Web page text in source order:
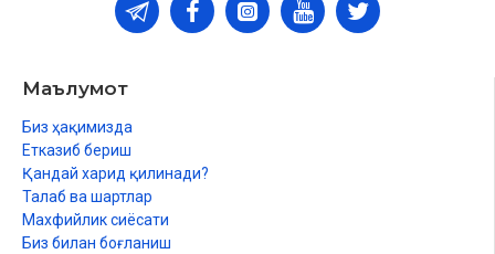
Маълумот
Биз ҳақимизда
Етказиб бериш
Қандай харид қилинади?
Талаб ва шартлар
Махфийлик сиёсати
Биз билан боғланиш